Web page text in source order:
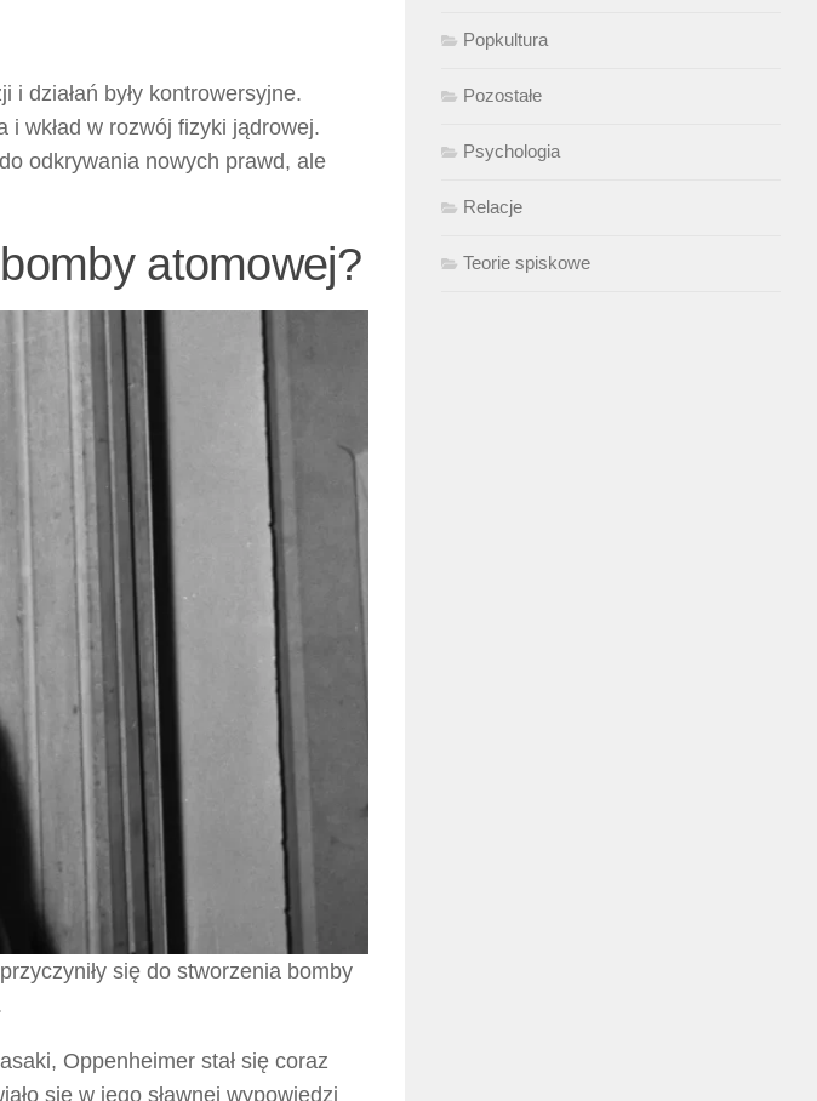
działań były kontrowersyjne.
wkład w rozwój fizyki jądrowej.
odkrywania nowych prawd, ale
atomowej?
się do stworzenia bomby
Oppenheimer stał się coraz
się w jego sławnej wypowiedzi
Popkultura
Pozostałe
Psychologia
Relacje
Teorie spiskowe